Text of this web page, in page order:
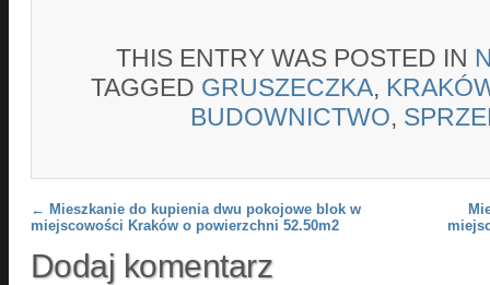
THIS ENTRY WAS POSTED IN
TAGGED GRUSZECZKA,
BUDOWNICTWO,
Post navigation
← Mieszkanie do kupienia dwu pokojowe blok w
miejscowości Kraków o powierzchni 52.50m2
Dodaj komentarz